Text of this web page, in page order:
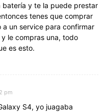
batería y te la puede prestar
tenes que comprar
a un service para confirmar
le compras una, todo
es esto.
pm
S4, yo juagaba